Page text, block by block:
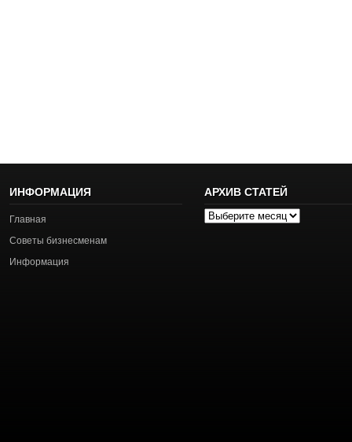
ИНФОРМАЦИЯ
Главная
Советы бизнесменам
Информация
АРХИВ СТАТЕЙ
Архив